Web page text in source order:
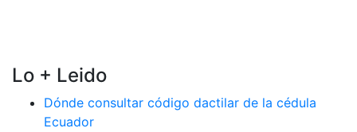
Lo + Leido
Dónde consultar código dactilar de la cédula
Ecuador